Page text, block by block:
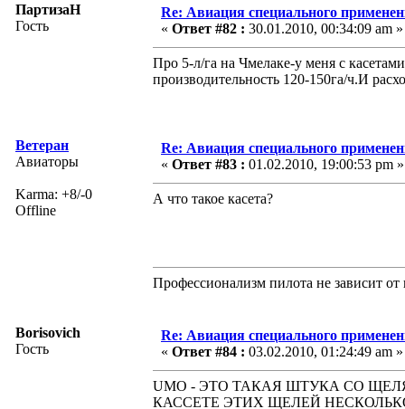
ПартизаН
Гость
Re: Авиация специального
« Ответ #82 : 30.01.2010, 00:34:09 am »
Про 5-л/га на Чмелаке-у меня с
производительность 120-150га/ч.И
Ветеран
Авиаторы
Karma: +8/-0
Offline
Re: Авиация специального
« Ответ #83 : 01.02.2010, 19:00:53 pm »
А что такое касета?
Профессионализм пилота не зависит
Borisovich
Гость
Re: Авиация специального
« Ответ #84 : 03.02.2010, 01:24:49 am »
UMO - ЭТО ТАКАЯ ШТУКА СО
КАССЕТЕ ЭТИХ ЩЕЛЕЙ